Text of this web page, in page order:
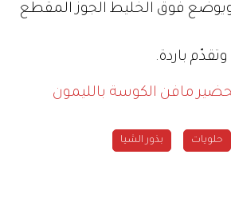
فوق الخليط الجوز المقطع
باردة.
مافن الكوسة بالليمون
حلويات بذور الشيا